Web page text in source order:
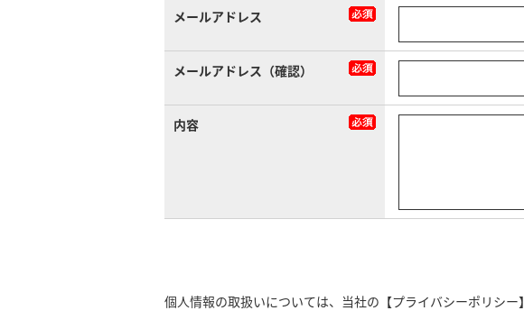
メールアドレス
メールアドレス（確認）
内容
個人情報の取扱いについては、当社の 【プライバシーポリシー】